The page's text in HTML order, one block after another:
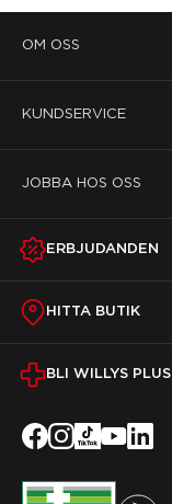
OM OSS
KUNDSERVICE
JOBBA HOS OSS
ERBJUDANDEN
HITTA BUTIK
BLI WILLYS